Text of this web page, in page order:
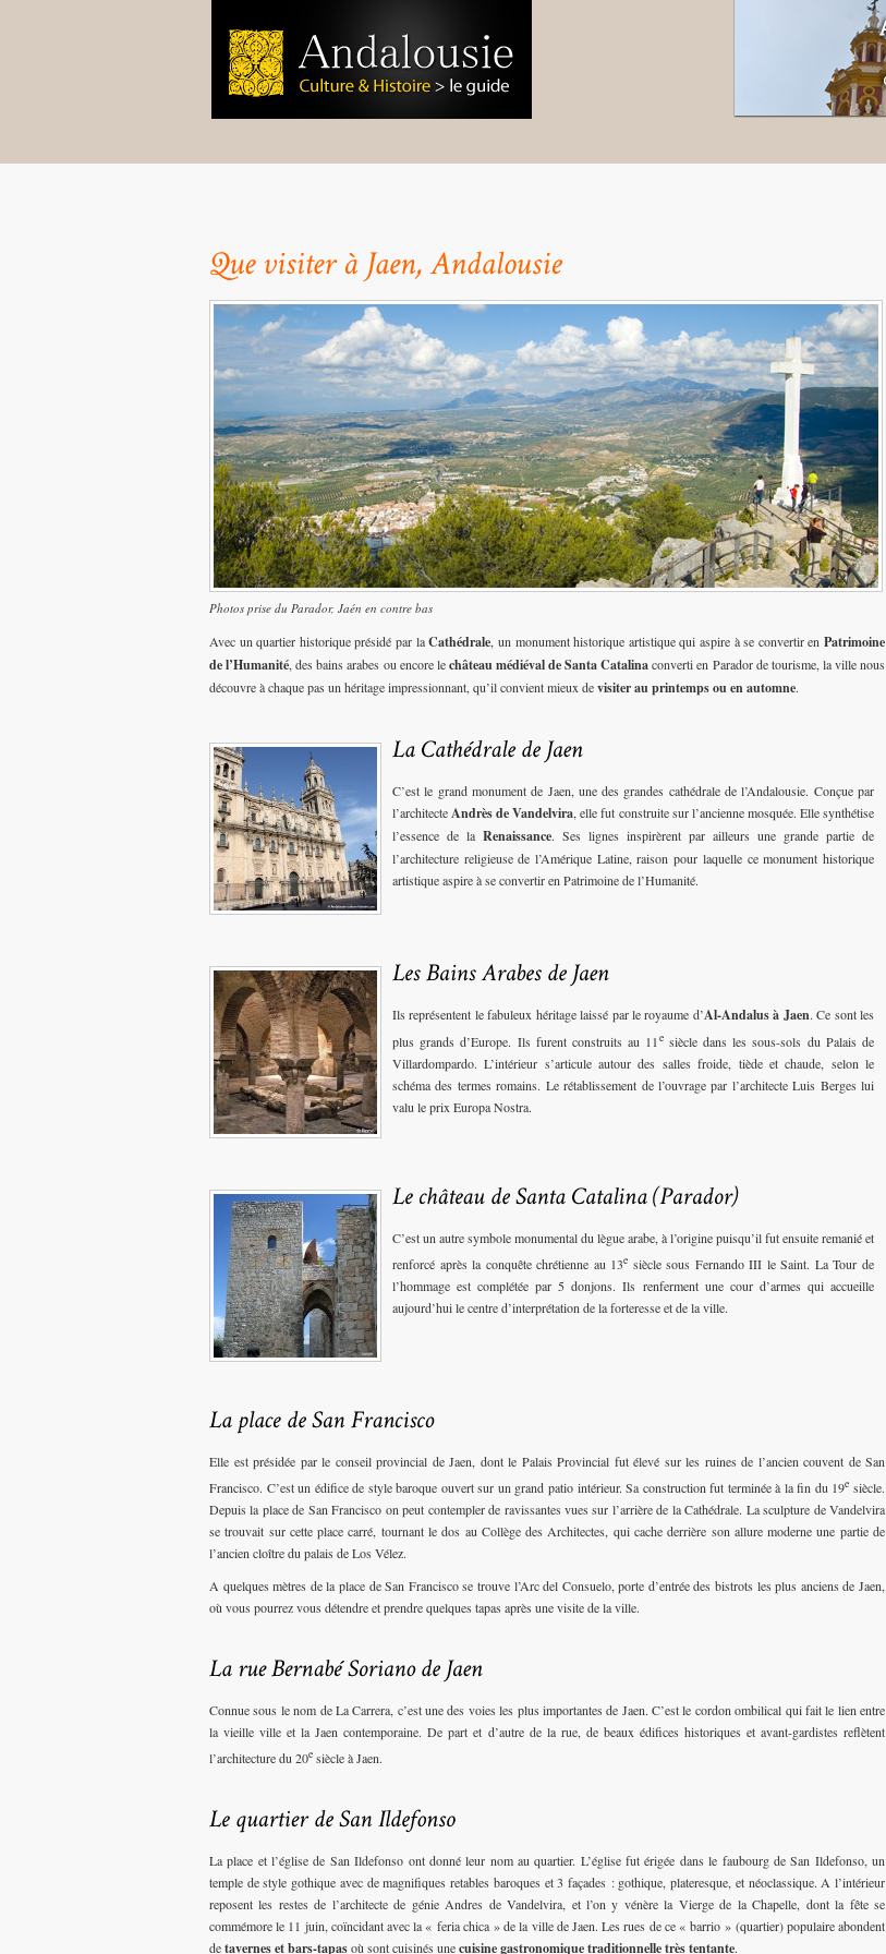
Photos prise du Parador, Jaén en contre bas
Avec un quartier historique présidé par laCathédrale, un monument historique artistique qui aspire à se convertir enPatrimoine
de l’Humanité, des bains arabes ou encore lechâteau médiéval de Santa Catalinaconverti en Parador de tourisme, la ville nous
découvre à chaque pas un héritage impressionnant, qu’il convient mieux devisiter au printemps ou en automne.
C’est le grand monument de Jaen, une des grandes cathédrale de l’Andalousie. Conçue par
l’architecteAndrès de Vandelvira, elle fut construite sur l’ancienne mosquée. Elle synthétise
l’essence de la Renaissance. Ses lignes inspirèrent par ailleurs une grande partie de
l’architecture religieuse de l’Amérique Latine, raison pour laquelle ce monument historique
artistique aspire à se convertir en Patrimoine de l’Humanité.
Ils représentent le fabuleux héritage laissé par le royaume d’Al-Andalus à Jaen. Ce sont les
plus grands d’Europe. Ils furent construits au 11 esiècle dans les sous-sols du Palais de
Villardompardo. L’intérieur s’articule autour des salles froide, tiède et chaude, selon le
schéma des termes romains. Le rétablissement de l’ouvrage par l’architecte Luis Berges lui
valu le prix Europa Nostra.
C’est un autre symbole monumental du lègue arabe, à l’origine puisqu’il fut ensuite remanié et
renforcé après la conquête chrétienne au 13e siècle sous Fernando III le Saint. La Tour de
l’hommage est complétée par 5 donjons. Ils renferment une cour d’armes qui accueille
aujourd’hui le centre d’interprétation de la forteresse et de la ville.
Elle est présidée par le conseil provincial de Jaen, dont le Palais Provincial fut élevé sur les ruines de l’ancien couvent de San
Francisco. C’est un édifice de style baroque ouvert sur un grand patio intérieur. Sa construction fut terminée à la fin du 19e siècle.
Depuis la place de San Francisco on peut contempler de ravissantes vues sur l’arrière de la Cathédrale. La sculpture de Vandelvira
se trouvait sur cette place carré, tournant le dos au Collège des Architectes, qui cache derrière son allure moderne une partie de
l’ancien cloître du palais de Los Vélez.
A quelques mètres de la place de San Francisco se trouve l’Arc del Consuelo, porte d’entrée des bistrots les plus anciens de Jaen,
où vous pourrez vous détendre et prendre quelques tapas après une visite de la ville.
Connue sous le nom de La Carrera, c’est une des voies les plus importantes de Jaen. C’est le cordon ombilical qui fait le lien entre
la vieille ville et la Jaen contemporaine. De part et d’autre de la rue, de beaux édifices historiques et avant-gardistes reflètent
l’architecture du 20e siècle à Jaen.
La place et l’église de San Ildefonso ont donné leur nom au quartier. L’église fut érigée dans le faubourg de San Ildefonso, un
temple de style gothique avec de magnifiques retables baroques et 3 façades : gothique, plateresque, et néoclassique. A l’intérieur
reposent les restes de l’architecte de génie Andres de Vandelvira, et l’on y vénère la Vierge de la Chapelle, dont la fête se
commémore le 11 juin, coïncidant avec la « feria chica » de la ville de Jaen. Les rues de ce « barrio » (quartier) populaire abondent
detavernes et bars-tapasoù sont cuisinés unecuisine gastronomique traditionnelle très tentante.